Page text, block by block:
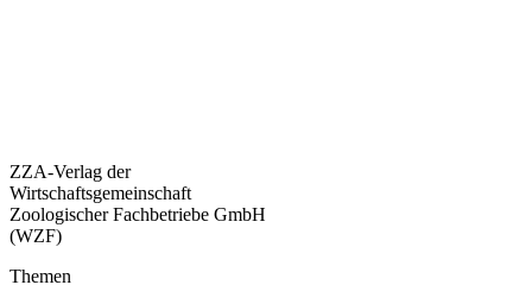
ZZA-Verlag der
Wirtschaftsgemeinschaft
Zoologischer Fachbetriebe GmbH
(WZF)
Themen